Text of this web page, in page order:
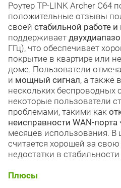
Роутер TP-LINK Archer C64
положительные отзывы
своей стабильной работе
поддерживает
ГГц), что обеспечивает
покрытие в квартире или
доме. Пользователи
и мощный сигнал, а также
нескольких беспроводных
некоторые пользователи
проблемами, такими как
неисправности WAN-порта
месяцев использования. В
считается хорошей за
недостатки в
Плюсы